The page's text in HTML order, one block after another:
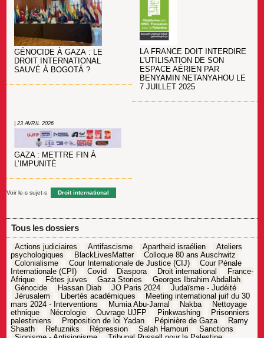
GÉNOCIDE À GAZA : LE
DROIT INTERNATIONAL
SAUVÉ À BOGOTÁ ?
LA FRANCE DOIT INTERDIRE
L’UTILISATION DE SON
ESPACE AÉRIEN PAR
BENYAMIN NETANYAHOU LE
7 JUILLET 2025
| 23 AVRIL 2026
GAZA : METTRE FIN À
L’IMPUNITÉ
Voir le-s sujet-s Droit international
Tous les dossiers
Actions judiciaires Antifascisme Apartheid israélien
Ateliers
psychologiques
BlackLivesMatter
Colloque 80 ans Auschwitz
Colonialisme
Cour Internationale de Justice (CIJ)
Cour Pénale
Internationale (CPI)
Covid Diaspora Droit international
France-
Afrique
Fêtes juives Gaza Stories
Georges Ibrahim Abdallah
Génocide
Hassan Diab JO Paris 2024
Judaïsme - Judéité
Jérusalem
Libertés académiques
Meeting international juif du 30
mars 2024 - Interventions
Mumia Abu-Jamal Nakba
Nettoyage
ethnique
Nécrologie Ouvrage UJFP Pinkwashing
Prisonniers
palestiniens
Proposition de loi Yadan Pépinière de Gaza
Ramy
Shaath
Refuzniks Répression Salah Hamouri
Sanctions